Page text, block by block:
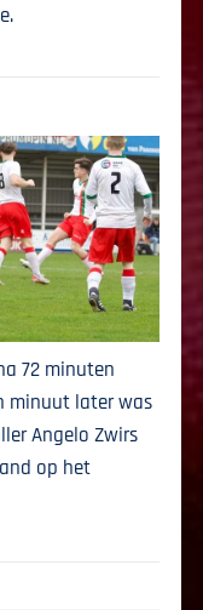
72 minuten
minuut later was
Angelo Zwirs
op het